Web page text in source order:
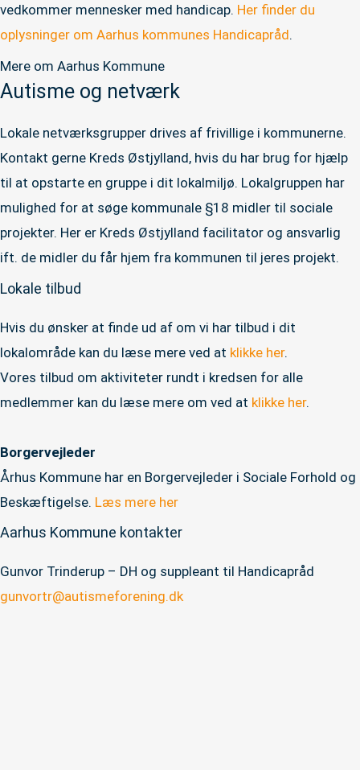
vedkommer mennesker med handicap. Her finder du
oplysninger om Aarhus kommunes Handicapråd.
Mere om Aarhus Kommune
Autisme og netværk
Lokale netværksgrupper drives af frivillige i kommunerne.
Kontakt gerne Kreds Østjylland, hvis du har brug for hjælp
til at opstarte en gruppe i dit lokalmiljø. Lokalgruppen har
mulighed for at søge kommunale §18 midler til sociale
projekter. Her er Kreds Østjylland facilitator og ansvarlig
ift. de midler du får hjem fra kommunen til jeres projekt.
Lokale tilbud
Hvis du ønsker at finde ud af om vi har tilbud i dit
lokalområde kan du læse mere ved at klikke her.
Vores tilbud om aktiviteter rundt i kredsen for alle
medlemmer kan du læse mere om ved at klikke her.
Borgervejleder
Århus Kommune har en Borgervejleder i Sociale Forhold og
Beskæftigelse. Læs mere her
Aarhus Kommune kontakter
Gunvor Trinderup – DH og suppleant til Handicapråd
gunvortr@autismeforening.dk